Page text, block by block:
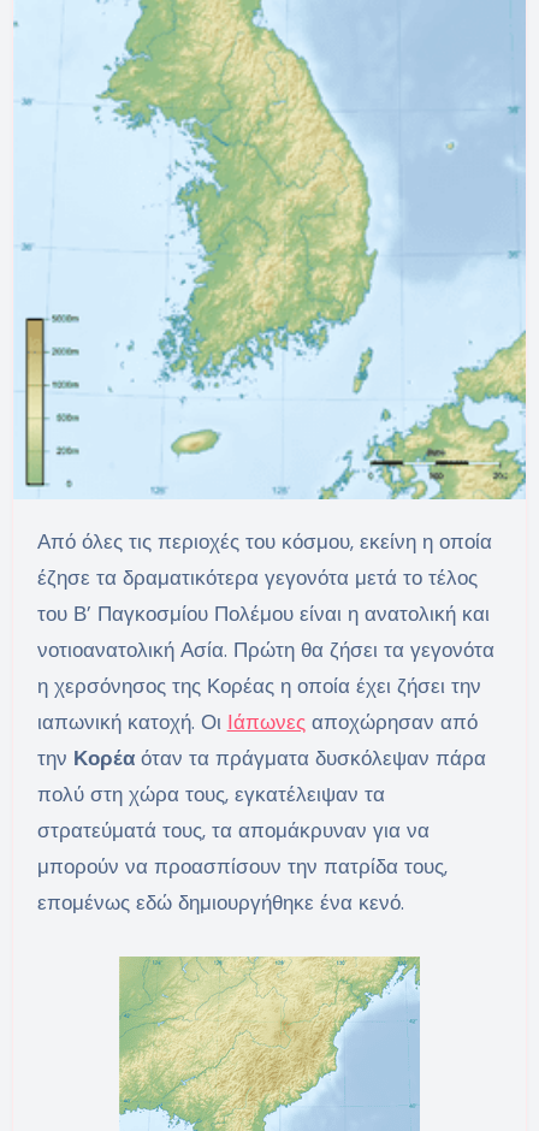
Από όλες τις περιοχές του κόσμου, εκείνη η οποία
έζησε τα δραματικότερα γεγονότα μετά το τέλος
του Β’ Παγκοσμίου Πολέμου είναι η ανατολική και
νοτιοανατολική Ασία. Πρώτη θα ζήσει τα γεγονότα
η χερσόνησος της Κορέας η οποία έχει ζήσει την
ιαπωνική κατοχή. Οι Ιάπωνες αποχώρησαν από
την Κορέαόταν τα πράγματα δυσκόλεψαν πάρα
πολύ στη χώρα τους, εγκατέλειψαν τα
στρατεύματά τους, τα απομάκρυναν για να
μπορούν να προασπίσουν την πατρίδα τους,
επομένως εδώ δημιουργήθηκε ένα κενό.